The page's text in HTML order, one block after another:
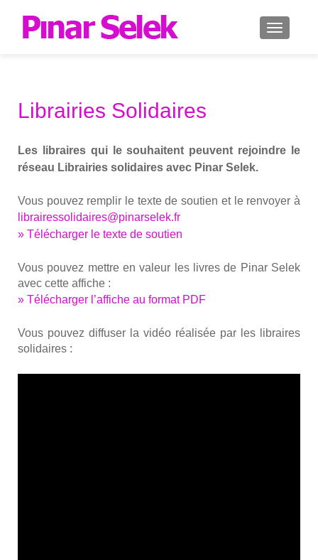
Librairies Solidaires
Les libraires qui le sou­haitent peuvent rejoindre le
réseau Librai­ries soli­daires avec Pinar Selek.
Vous pou­vez rem­plir le texte de sou­tien et le ren­voyer à
librairessolidaires@pinarselek.fr
» Télé­char­ger le texte de sou­tien
Vous pou­vez mettre en valeur les livres de Pinar Selek
avec cette affiche :
» Télé­char­ger l’af­fiche au for­mat PDF
Vous pou­vez dif­fu­ser la vidéo réa­li­sée par les libraires
soli­daires :